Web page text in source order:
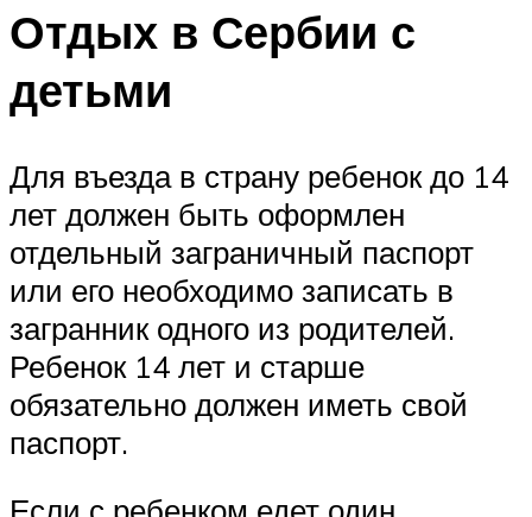
Отдых в Сербии с
детьми
Для въезда в страну ребенок до 14
лет должен быть оформлен
отдельный заграничный паспорт
или его необходимо записать в
загранник одного из родителей.
Ребенок 14 лет и старше
обязательно должен иметь свой
паспорт.